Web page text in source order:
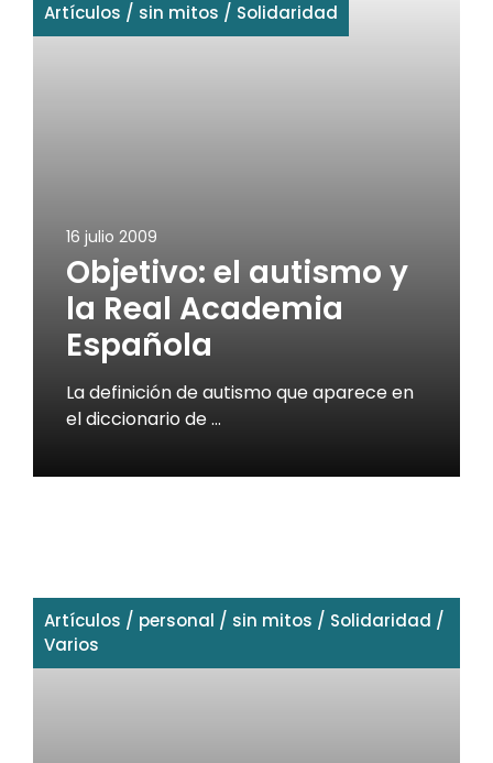
Artículos / sin mitos / Solidaridad
16 julio 2009
Objetivo: el autismo y
la Real Academia
Española
La definición de autismo que aparece en
el diccionario de …
Artículos / personal / sin mitos / Solidaridad /
Varios